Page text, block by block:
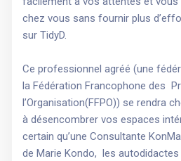
chez vous sans fournir plus
sur TidyD.
Ce professionnel agréé (une
la Fédération Francophone des
l’Organisation(FFPO)) se rendra
à désencombrer vos espaces
certain qu’une Consultante
de Marie Kondo, les